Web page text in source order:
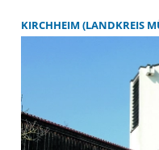
KIRCHHEIM (LANDKREIS